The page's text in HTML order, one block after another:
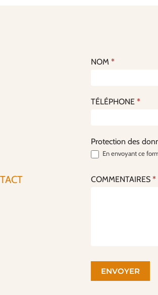
C
t
t
v
i
r
NOM *
TÉLÉPHONE *
Protection des
En envoyant ce
COMMENTAIRES *
ENVOYER